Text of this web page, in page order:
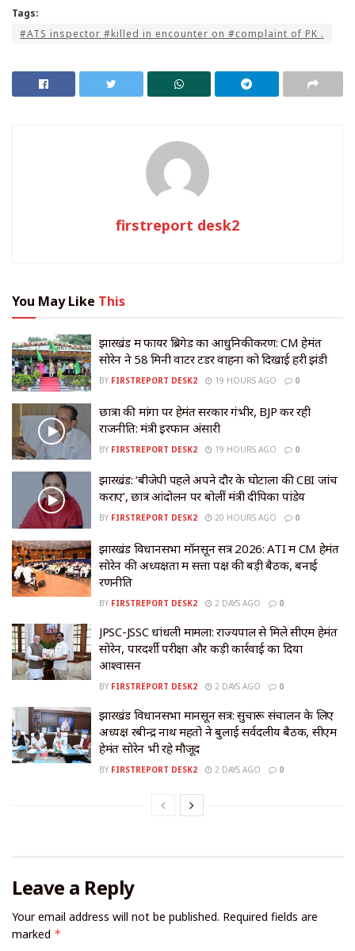
Tags:
#ATS inspector #killed in encounter on #complaint of PK .
firstreport desk2
You May Like This
झारखंड में फायर ब्रिगेड का आधुनिकीकरण: CM हेमंत
सोरेन ने 58 मिनी वाटर टेंडर वाहनों को दिखाई हरी झंडी
BY FIRSTREPORT DESK2 19 HOURS AGO 0
छात्रों की मांगों पर हेमंत सरकार गंभीर, BJP कर रही
राजनीति: मंत्री इरफान अंसारी
BY FIRSTREPORT DESK2 19 HOURS AGO 0
झारखंड: ‘बीजेपी पहले अपने दौर के घोटालों की CBI जांच
कराए’, छात्र आंदोलन पर बोलीं मंत्री दीपिका पांडेय
BY FIRSTREPORT DESK2 20 HOURS AGO 0
झारखंड विधानसभा मॉनसून सत्र 2026: ATI में CM हेमंत
सोरेन की अध्यक्षता में सत्ता पक्ष की बड़ी बैठक, बनाई
रणनीति
BY FIRSTREPORT DESK2 2 DAYS AGO 0
JPSC-JSSC धांधली मामला: राज्यपाल से मिले सीएम हेमंत
सोरेन, पारदर्शी परीक्षा और कड़ी कार्रवाई का दिया
आश्वासन
BY FIRSTREPORT DESK2 2 DAYS AGO 0
झारखंड विधानसभा मानसून सत्र: सुचारू संचालन के लिए
अध्यक्ष रबीन्द्र नाथ महतो ने बुलाई सर्वदलीय बैठक, सीएम
हेमंत सोरेन भी रहे मौजूद
BY FIRSTREPORT DESK2 2 DAYS AGO 0
Leave a Reply
Your email address will not be published. Required fields are
marked *